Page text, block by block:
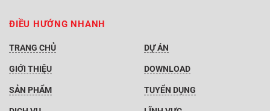
ĐIỀU HƯỚNG NHANH
TRANG CHỦ
GIỚI THIỆU
SẢN PHẨM
DỰ ÁN
DOWNLOAD
TUYỂN DỤNG